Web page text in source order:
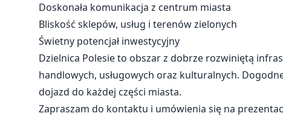
Doskonała komunikacja z centrum miasta
Bliskość sklepów, usług i terenów zielonych
Świetny potencjał inwestycyjny
Dzielnica Polesie to obszar z dobrze rozwiniętą
handlowych, usługowych oraz kulturalnych.
dojazd do każdej części miasta.
Zapraszam do kontaktu i umówienia się na